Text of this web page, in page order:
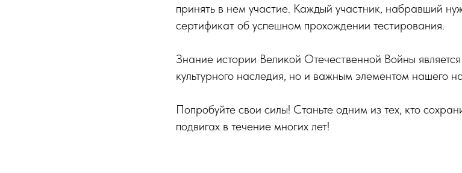
принять в нем участие. Каждый участник, набравший
сертификат об успешном прохождении тестирования.
Знание истории Великой Отечественной Войны
культурного наследия, но и важным элементом нашего
Попробуйте свои силы! Станьте одним из тех, кто
подвигах в течение многих лет!